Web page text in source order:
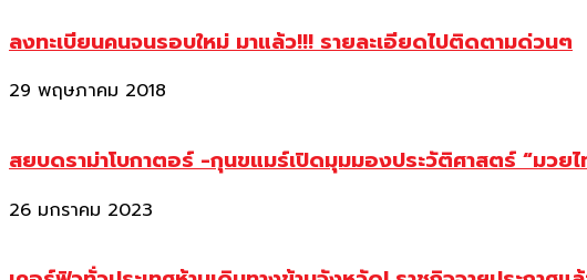
ลงทะเบียนคนจนรอบใหม่ มาแล้ว!!! รายละเอียดไปติดตามด่วนๆ
29 พฤษภาคม 2018
สยบดราม่าโบกาตอร์ -กุนขแมร์เปิดมุมมองประวัติศาสตร์ “มวย
26 มกราคม 2023